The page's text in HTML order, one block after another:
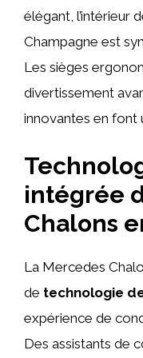
élégant, l’intérieur
Champagne est
Les sièges
divertissement
innovantes en font
intégrée
Chalons
La Mercedes
de technologie
expérience de
Des assistants de